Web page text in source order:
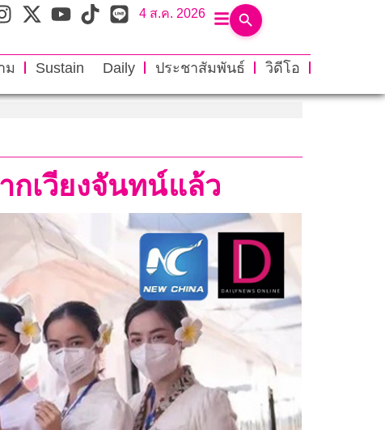
4 ส.ค. 2026
ม Sustain Daily ประชาสัมพันธ์
วิดีโอ
กเวียงจันทน์แล้ว